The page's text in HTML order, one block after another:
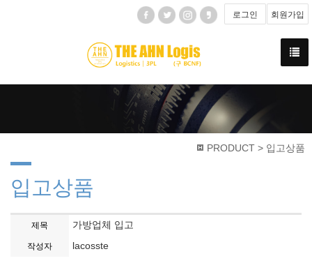
로그인 회원가입
PRODUCT > 입고상품
입고상품
제목 가방업체 입고
작성자 lacosste